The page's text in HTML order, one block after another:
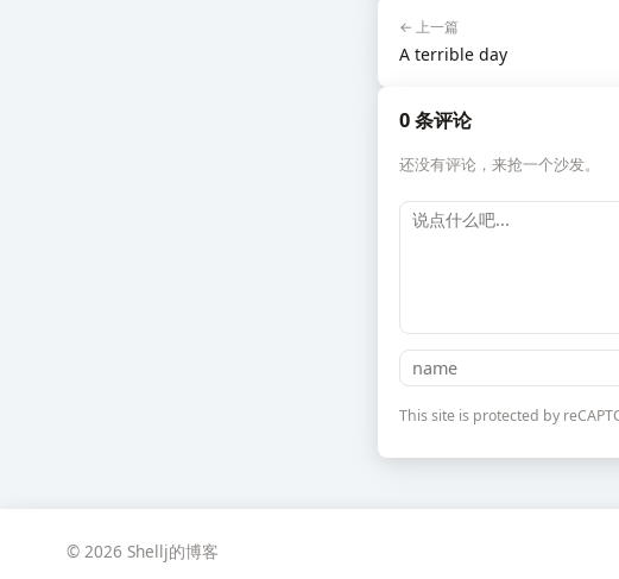
← 上一篇
A terrible day
0 条评论
还没有评论，来抢一个沙发。
This site is protected by
© 2026 Shellj的博客